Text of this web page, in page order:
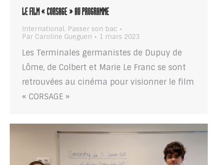
LE FILM « CORSAGE » AU PROGRAMME
International, Passer son bac
Par Caroline Gueguen 1 mars 2023
Les Terminales germanistes de Dupuy de
Lôme, de Colbert et Marie Le Franc se sont
retrouvées au cinéma pour visionner le film
« CORSAGE »